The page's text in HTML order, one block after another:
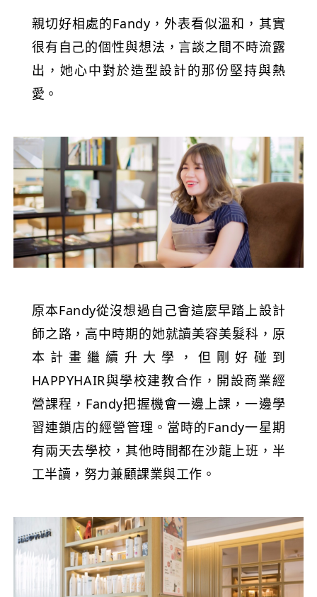
親切好相處的Fandy，外表看似溫和，其實
很有自己的個性與想法，言談之間不時流露
出，她心中對於造型設計的那份堅持與熱
愛。
原本Fandy從沒想過自己會這麼早踏上設計
師之路，高中時期的她就讀美容美髮科，原
本計畫繼續升大學，但剛好碰到
HAPPYHAIR與學校建教合作，開設商業經
營課程，Fandy把握機會一邊上課，一邊學
習連鎖店的經營管理。當時的Fandy一星期
有兩天去學校，其他時間都在沙龍上班，半
工半讀，努力兼顧課業與工作。